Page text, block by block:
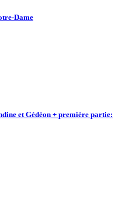
Dame
et Gédéon + première partie: